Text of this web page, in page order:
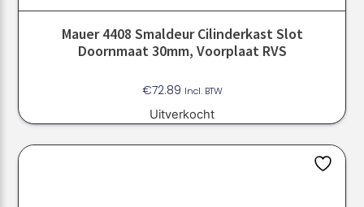
Mauer 4408 Smaldeur Cilinderkast Slot
Doornmaat 30mm, Voorplaat RVS
€72.89 Incl. BTW
Uitverkocht